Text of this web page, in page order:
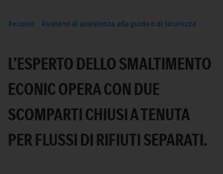
econic sistemi di assistenza alla guida e di sicurezza
L’ESPERTO DELLO SMALTIMENTO
ECONIC OPERA CON DUE
SCOMPARTI CHIUSI A TENUTA
PER FLUSSI DI RIFIUTI SEPARATI.